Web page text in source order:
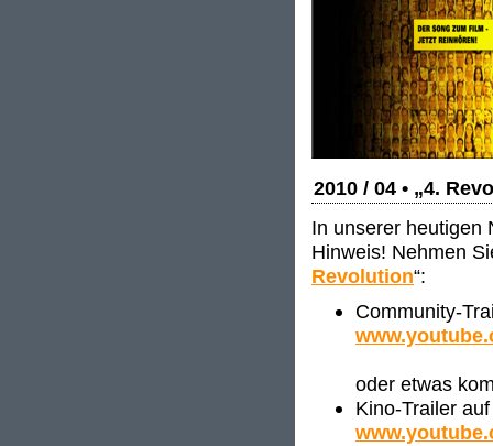
2010 / 04 • „4.
In unserer heutigen
Hinweis! Nehmen
Revolution“:
Community-
oder etwas
Kino-Trailer